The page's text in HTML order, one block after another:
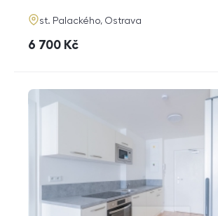
adresa
st. Palackého, Ostrava
cena
6 700 Kč